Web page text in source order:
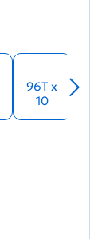
96T x
10